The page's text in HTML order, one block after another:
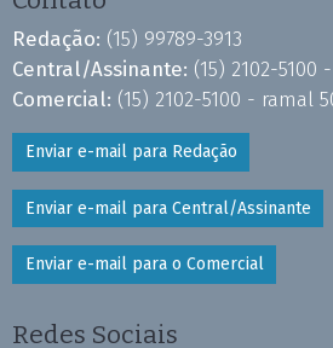
Redação: (15) 99789-3913
Central/Assinante: (15) 2102-5100
Comercial: (15) 2102-5100 - ramal
Enviar e-mail para Redação
Enviar e-mail para Central/Assinante
Enviar e-mail para o Comercial
Redes Sociais